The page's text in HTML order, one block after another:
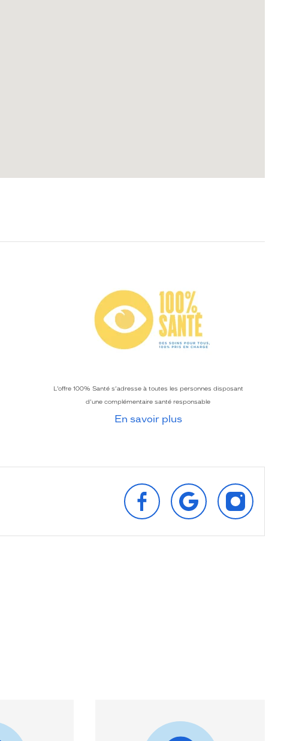
L’offre 100% Santé s’adresse à toutes les personnes disposant
d’une complémentaire santé responsable
En savoir plus
SUIVEZ‑NOUS
SUR
FACEBOOK
RETROUVEZ‑NOUS
SUR
GOOGLE
SUR
INSTAGRAM